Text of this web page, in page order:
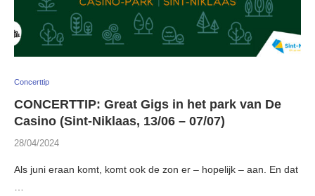
Concerttip
CONCERTTIP: Great Gigs in het park van De
Casino (Sint-Niklaas, 13/06 – 07/07)
28/04/2024
Als juni eraan komt, komt ook de zon er – hopelijk – aan. En dat
…